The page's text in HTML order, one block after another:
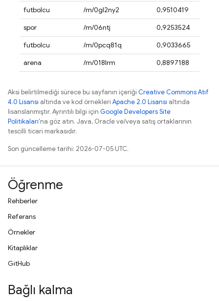
futbolcu /m/0gl2ny2
0,9510419
spor
/m/06ntj
0,9253524
futbolcu
/m/0pcq81q
0,9033665
arena
/m/018lrm 0,8897188
Aksi belirtilmediği sürece bu sayfanın içeriği Creative Commons Atıf
4.0 Lisansı altında ve kod örnekleri Apache 2.0 Lisansı altında
lisanslanmıştır. Ayrıntılı bilgi için Google Developers Site
Politikaları'na göz atın. Java, Oracle ve/veya satış ortaklarının
tescilli ticari markasıdır.
Son güncelleme tarihi: 2026-07-05 UTC.
Öğrenme
Rehberler
Referans
Örnekler
Kitaplıklar
GitHub
Bağlı kalma